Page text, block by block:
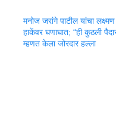
मनोज जरांगे पाटील यांचा लक्ष्मण
हाकेंवर घणाघात; “ही कुठली
म्हणत केला जोरदार हल्ला